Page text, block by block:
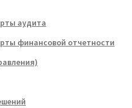
аудита
финансовой отчетности